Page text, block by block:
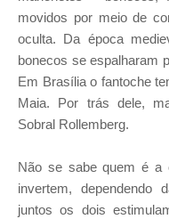
movidos por meio de
oculta. Da época
bonecos se espalharam
Em Brasília o fantoche
Maia. Por trás dele,
Sobral Rollemberg.
Não se sabe quem é a
invertem, dependendo
juntos os dois